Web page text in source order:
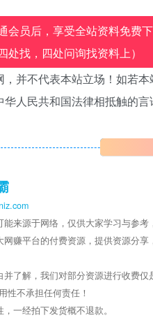
会员后，享受全站资料免费
找，四处问询找资料上）
并不代表本站立场！如若
人民共和国法律相抵触的言
来源于网络，仅供大家学习与参
网赚平台的付费资源，提供资源分
了解，我们对部分资源进行收费
性不承担任何责任！
一经拍下发货概不退款。